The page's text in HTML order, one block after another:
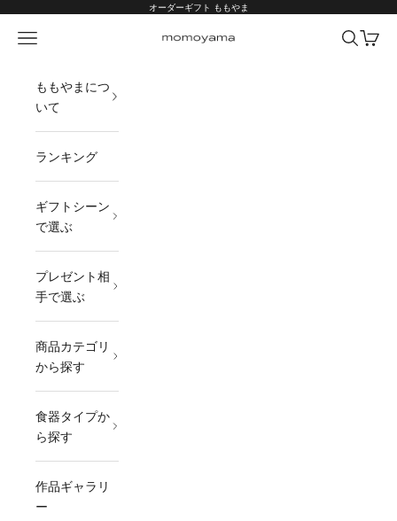
オーダーギフト ももやま
オーダーギフト ももやま 本店
メニュー 検索カート
ももやまにつ
いて
ランキング
ギフトシーン
で選ぶ
プレゼント相
手で選ぶ
商品カテゴリ
から探す
食器タイプか
ら探す
作品ギャラリ
ー